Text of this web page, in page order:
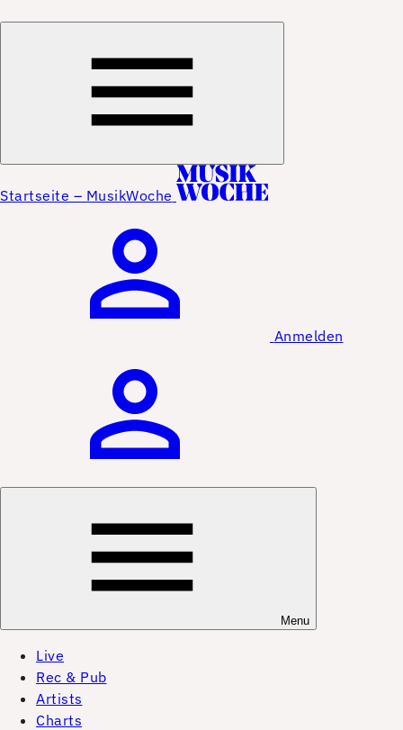
Startseite – MusikWoche
Anmelden
Menu
Live
Rec & Pub
Artists
Charts